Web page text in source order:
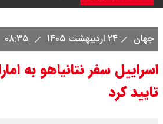
۱۴۰۵ / شاخص افزایشی شد + تحلیل
جهان ۲۴ اردیبهشت ۱۴۰۵
اسراییل سفر نتانیاهو به
تایید کرد